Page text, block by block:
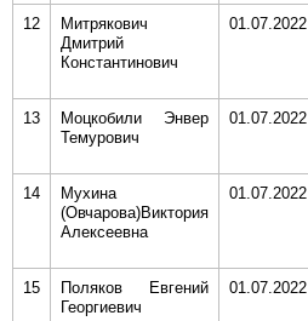
12
Митрякович
Дмитрий
Константинович
01.07.2022
13
Моцкобили Энвер
Темурович
01.07.2022
14
Мухина
(Овчарова)Виктория
Алексеевна
01.07.2022
15
Поляков Евгений
Георгиевич
01.07.2022